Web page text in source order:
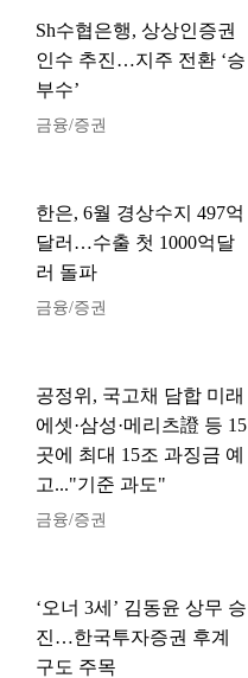
Sh수협은행, 상상인증권
인수 추진…지주 전환 ‘승
부수’
금융/증권
한은, 6월 경상수지 497억
달러…수출 첫 1000억달
러 돌파
금융/증권
공정위, 국고채 담합 미래
에셋·삼성·메리츠證 등 15
곳에 최대 15조 과징금 예
고..."기준 과도"
금융/증권
‘오너 3세’ 김동윤 상무 승
진…한국투자증권 후계
구도 주목